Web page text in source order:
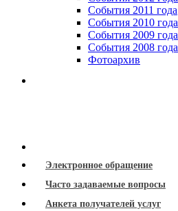
События 2011 года
События 2010 года
События 2009 года
События 2008 года
Фотоархив
Электронное обращение
Часто задаваемые вопросы
Анкета получателей услуг